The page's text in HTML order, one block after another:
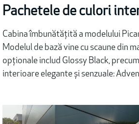
Pachetele de culori
Cabina îmbunătățită a modelului
Modelul de bază vine cu scaune din
opționale includ Glossy Black,
interioare elegante și senzuale: